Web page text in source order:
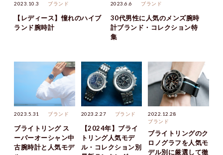
2023.10.3 ブランド
【レディース】憧れのハイブ
ランド腕時計
2023.6.6 ブランド
30代男性に人気のメンズ腕時
計ブランド・コレクション特
集
2023.5.31 ブランド
ブライトリング ス
ーパーオーシャン中
古腕時計と人気モデ
2023.2.27 ブランド
【2024年】ブライ
トリング人気モデ
ル・コレクション別
2022.12.28
ブランド
ブライトリングのク
ロノグラフを人気モ
デル別に厳選して徹